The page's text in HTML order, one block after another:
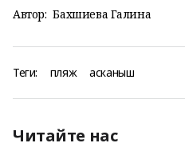
Автор: Бахшиева Галина
Теги: пляж асканыш
Читайте нас